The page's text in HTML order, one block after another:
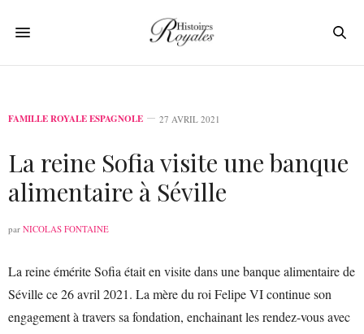
FAMILLE ROYALE ESPAGNOLE 27 AVRIL 2021
La reine Sofia visite une banque
alimentaire à Séville
par NICOLAS FONTAINE
La reine émérite Sofia était en visite dans une banque alimentaire de
Séville ce 26 avril 2021. La mère du roi Felipe VI continue son
engagement à travers sa fondation, enchainant les rendez-vous avec